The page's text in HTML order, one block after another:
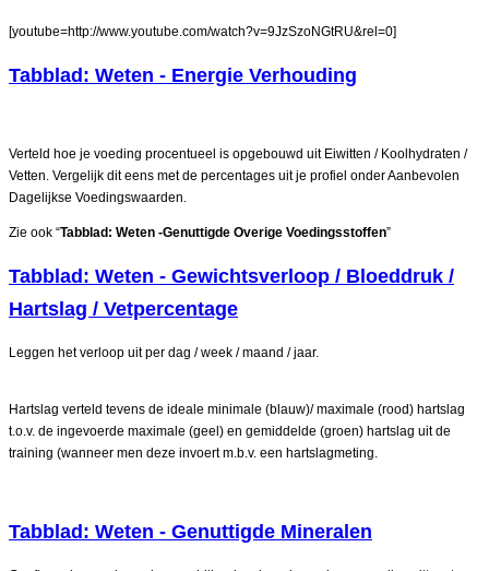
[youtube=http://www.youtube.com/watch?v=9JzSzoNGtRU&rel=0]
Tabblad: Weten - Energie Verhouding
Verteld hoe je voeding procentueel is opgebouwd uit Eiwitten / Koolhydraten /
Vetten. Vergelijk dit eens met de percentages uit je profiel onder Aanbevolen
Dagelijkse Voedingswaarden.
Zie ook “Tabblad: Weten -Genuttigde Overige Voedingsstoffen”
Tabblad: Weten - Gewichtsverloop / Bloeddruk /
Hartslag / Vetpercentage
Leggen het verloop uit per dag / week / maand / jaar.
Hartslag verteld tevens de ideale minimale (blauw)/ maximale (rood) hartslag
t.o.v. de ingevoerde maximale (geel) en gemiddelde (groen) hartslag uit de
training (wanneer men deze invoert m.b.v. een hartslagmeting.
Tabblad: Weten - Genuttigde Mineralen